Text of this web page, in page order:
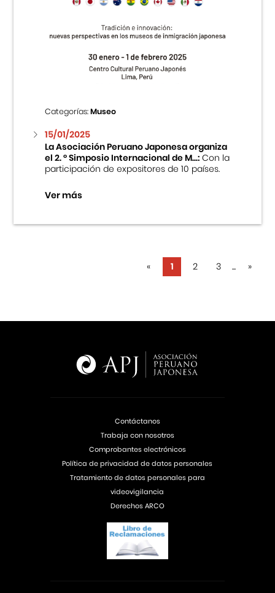
Categorías:Museo
15/01/2025
La Asociación Peruano Japonesa organiza
el 2. ° Simposio Internacional de M...:Con la
participación de expositores de 10 países.
Ver más
« 1 2 3 ... »
Contáctanos
Trabaja con nosotros
Comprobantes electrónicos
Política de privacidad de datos personales
Tratamiento de datos personales para
videovigilancia
Derechos ARCO